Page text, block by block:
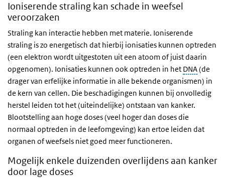
Ioniserende straling kan schade in weefsel
veroorzaken
Straling kan interactie hebben met materie. Ioniserende
straling is zo energetisch dat hierbij ionisaties kunnen optreden
(een elektron wordt uitgestoten uit een atoom of juist daarin
opgenomen). Ionisaties kunnen ook optreden in het DNA(de
drager van erfelijke informatie in alle bekende organismen) in
de kern van cellen. Die beschadigingen kunnen bij onvolledig
herstel leiden tot het (uiteindelijke) ontstaan van kanker.
Blootstelling aan hoge doses (veel hoger dan doses die
normaal optreden in de leefomgeving) kan ertoe leiden dat
organen of weefsels niet goed meer functioneren.
Mogelijk enkele duizenden overlijdens aan kanker
door lage doses